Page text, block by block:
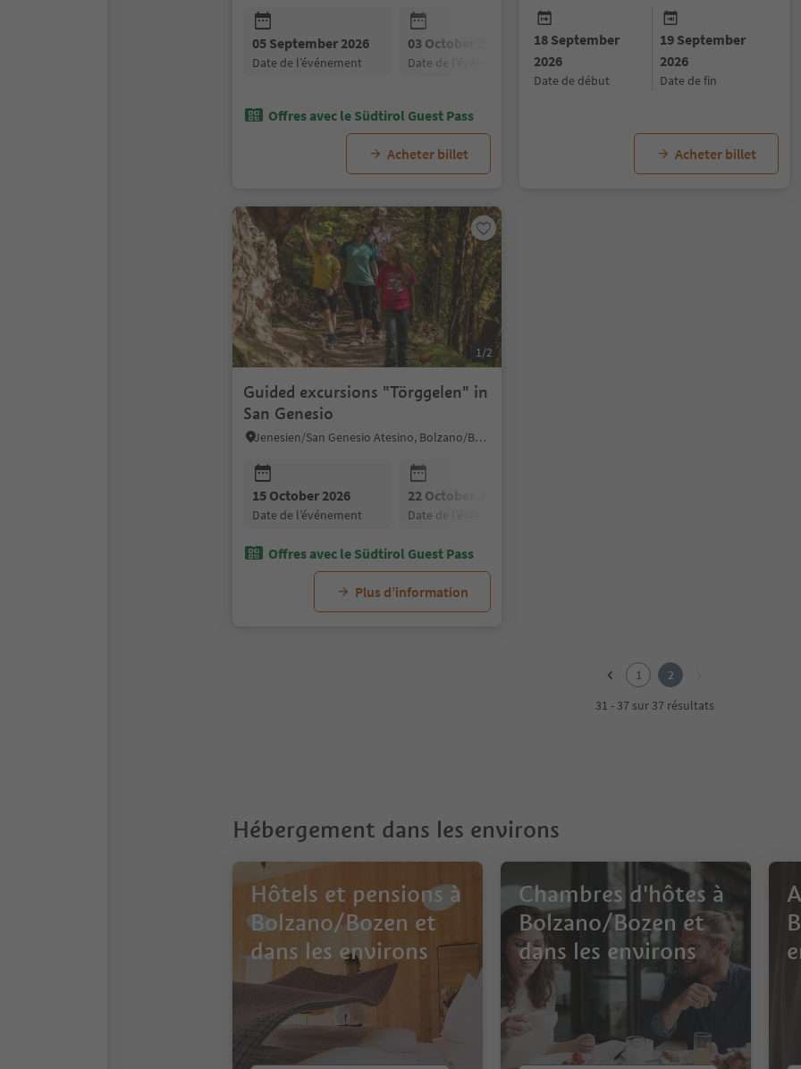
05 September 2026
date de l’événement
03 October 2026
date de l’événement
Offres avec le Südtirol Guest Pass
Acheter billet
18 September
2026
date de début
19 September
2026
date de fin
Acheter billet
1/2
Guided excursions "Törggelen" in
San Genesio
Jenesien/San Genesio Atesino, Bolzano/Bozen and environs
15 October 2026
date de l’événement
22 October 2026
date de l’événement
Offres avec le Südtirol Guest Pass
Plus d’information
1
2
31 - 37 sur 37 résultats
Hébergement dans les environs
Hôtels et pensions à
Bolzano/Bozen et
dans les environs
Chambres d'hôtes à
Bolzano/Bozen et
dans les environs